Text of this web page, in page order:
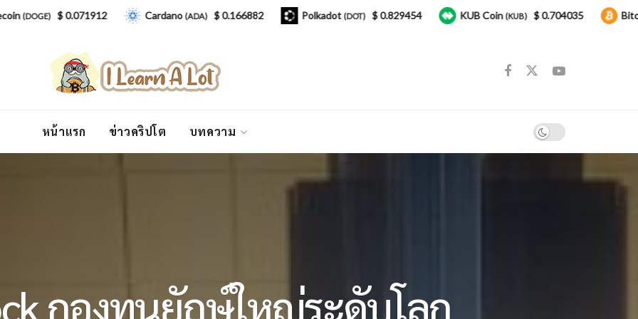
หน้าแรก ข่าวคริปโต บทความ
กองทุนยักษ์ใหญ่ระดับโลก
$ 0.071912 Cardano(ADA) $ 0.166882 Polkadot(DOT) $ 0.829454 KUB Coin(KUB) $ 0.704035 Bitcoin